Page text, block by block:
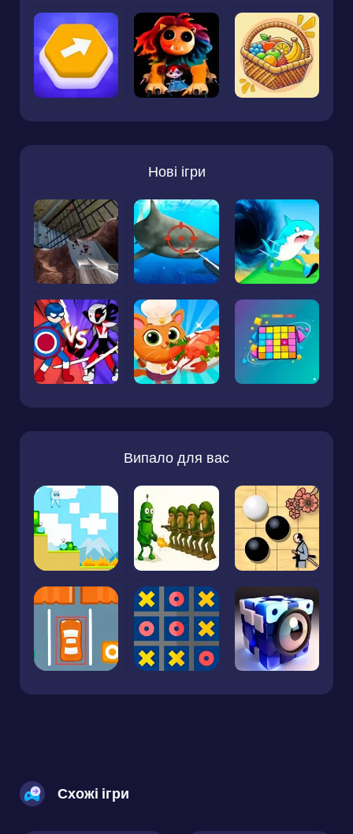
Нові ігри
Випало для вас
Схожі ігри